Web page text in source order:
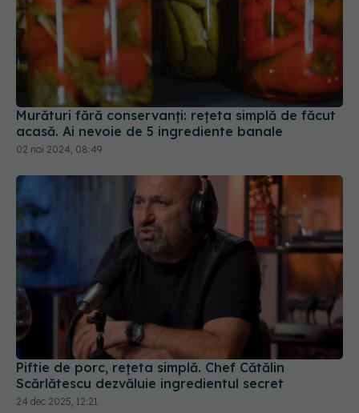
Murături fără conservanți: rețeta simplă de făcut
acasă. Ai nevoie de 5 ingrediente banale
02 noi 2024, 08:49
Piftie de porc, rețeta simplă. Chef Cătălin
Scărlătescu dezvăluie ingredientul secret
24 dec 2025, 12:21